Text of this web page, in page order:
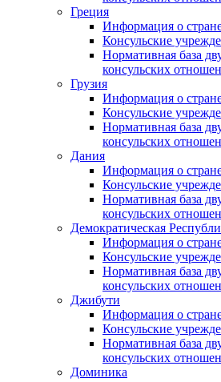
Греция
Информация о
Консульские
Нормативная база
консульских
Грузия
Информация о
Консульские
Нормативная база
консульских
Дания
Информация о
Консульские
Нормативная база
консульских
Демократическая
Информация о
Консульские
Нормативная база
консульских
Джибути
Информация о
Консульские
Нормативная база
консульских
Доминика